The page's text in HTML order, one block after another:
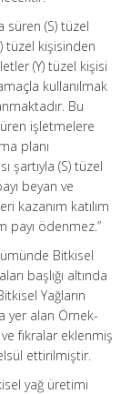
süren (S) tüzel
tüzel kişisinden
(Y) tüzel kişisi
kullanılmak
Bu
işletmelere
planı
şartıyla (S) tüzel
beyan ve
kazanım katılım
payı ödenmez.”
Bitkisel
başlığı altında
Yağların
yer alan Örnek-
fıkralar eklenmiş
ettirilmiştir.
yağ üretimi